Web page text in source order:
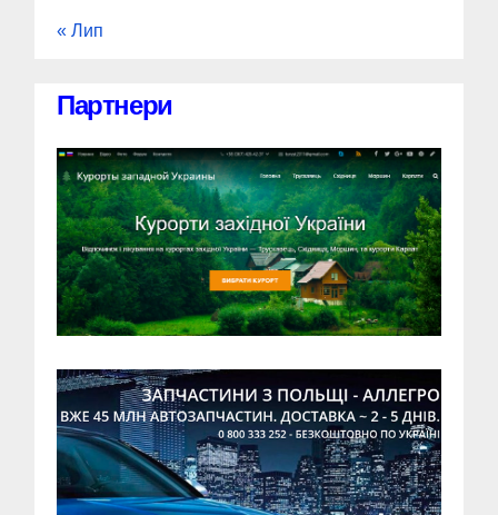
« Лип
Партнери